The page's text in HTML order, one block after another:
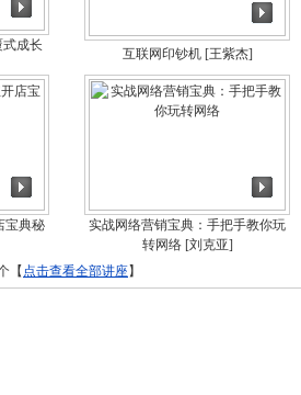
成长
互联网印钞机[王紫杰]
宝典秘
实战网络营销宝典：手把手教你玩
转网络[刘克亚]
【 点击查看全部讲座】